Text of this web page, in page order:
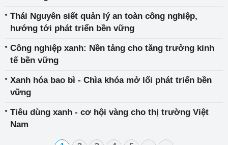
Thái Nguyên siết quản lý an toàn công nghiệp,
hướng tới phát triển bền vững
Công nghiệp xanh: Nền tảng cho tăng trưởng kinh
tế bền vững
Xanh hóa bao bì - Chìa khóa mở lối phát triển bền
vững
Tiêu dùng xanh - cơ hội vàng cho thị trường Việt
Nam